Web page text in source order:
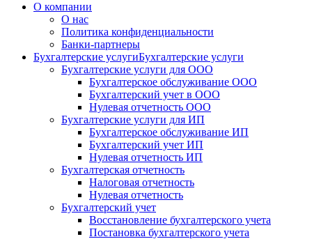
О компании
О нас
Политика конфиденциальности
Банки-партнеры
Бухгалтерские услугиБухгалтерские услуги
Бухгалтерские услуги для ООО
Бухгалтерское обслуживание ООО
Бухгалтерский учет в ООО
Нулевая отчетность ООО
Бухгалтерские услуги для ИП
Бухгалтерское обслуживание ИП
Бухгалтерский учет ИП
Нулевая отчетность ИП
Бухгалтерская отчетность
Налоговая отчетность
Нулевая отчетность
Бухгалтерский учет
Восстановление бухгалтерского учета
Постановка бухгалтерского учета